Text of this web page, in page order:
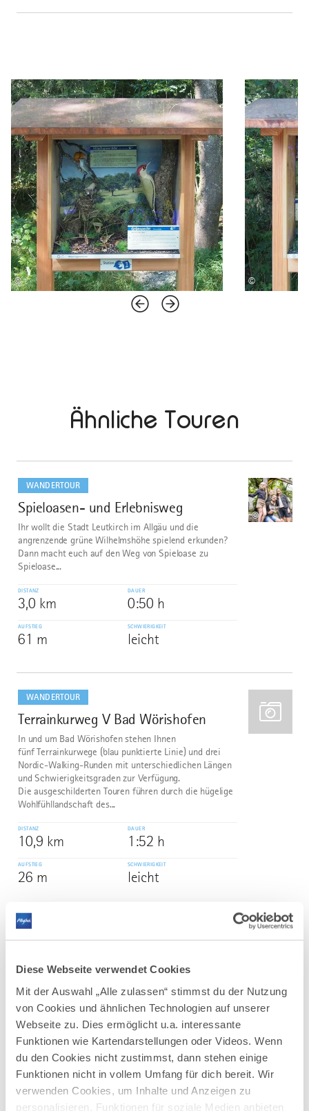
Diese Webseite verwendet Cookies
Mit der Auswahl „Alle zulassen“ stimmst du der Nutzung
von Cookies und ähnlichen Technologien auf unserer
Webseite zu. Dies ermöglicht u.a. interessante
Funktionen wie Kartendarstellungen oder Videos. Wenn
du den Cookies nicht zustimmst, dann stehen einige
Funktionen nicht in vollem Umfang für dich bereit. Wir
verwenden Cookies, um Inhalte und Anzeigen zu
personalisieren, Funktionen für soziale Medien anbieten
© ©
Ähnliche Touren
WANDERTOUR
1
Spieloasen- und Erlebnisweg
©
Ihr wollt die Stadt Leutkirch im Allgäu und die
angrenzende grüne Wilhelmshöhe spielend erkunden?
Dann macht euch auf den Weg von Spieloase zu
Spieloase...
DISTANZ
3,0 km
DAUER
0:50 h
AUFSTIEG
61 m
SCHWIERIGKEIT
leicht
dazu
WANDERTOUR
2
Terrainkurweg V Bad Wörishofen
In und um Bad Wörishofen stehen Ihnen
fünf Terrainkurwege (blau punktierte Linie) und drei
Nordic-Walking-Runden mit unterschiedlichen Längen
und Schwierigkeitsgraden zur Verfügung.
Die ausgeschilderten Touren führen durch die hügelige
Wohlfühllandschaft des...
DISTANZ
10,9 km
DAUER
1:52 h
AUFSTIEG
26 m
SCHWIERIGKEIT
leicht
dazu
Herrenberg Obermaiselstein
Der Charakter: Eine Rundtour über Obermaiselstein mit
schönen Ausblicken.
DISTANZ
4,3 km
DAUER
1:30 h
204 m leicht
mehr
dazu